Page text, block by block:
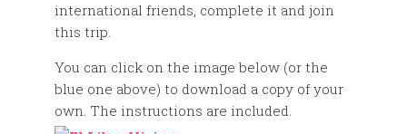
international friends, complete it and join
this trip.
You can click on the image below (or the
blue one above) to download a copy of your
own. The instructions are included.